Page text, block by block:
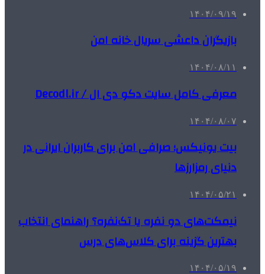
۱۴۰۴/۰۹/۱۹
بازیگران داعشی سریال خانه امن
۱۴۰۴/۰۸/۱۱
معرفی کامل سایت دکو دی ال / Decodl.ir
۱۴۰۴/۰۸/۰۷
بیت یونیکس؛ صرافی امن برای کاربران ایرانی در
دنیای رمزارزها
۱۴۰۴/۰۵/۲۱
نیمکت‌های دو نفره یا تک‌نفره؟ راهنمای انتخاب
بهترین گزینه برای کلاس‌های درس
۱۴۰۴/۰۵/۱۹